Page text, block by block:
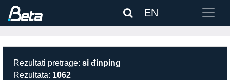
EN
Rezultati pretrage: si đinping
Rezultata: 1062